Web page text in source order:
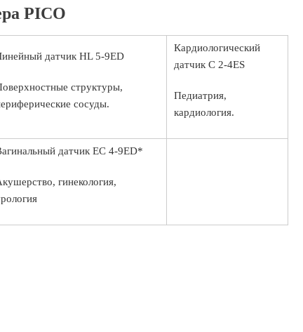
PICO
датчик HL 5-9ED
структуры,
сосуды.
Кардиологический
датчик C 2-4ES
Педиатрия,
кардиология.
датчик EC 4-9ED*
гинекология,